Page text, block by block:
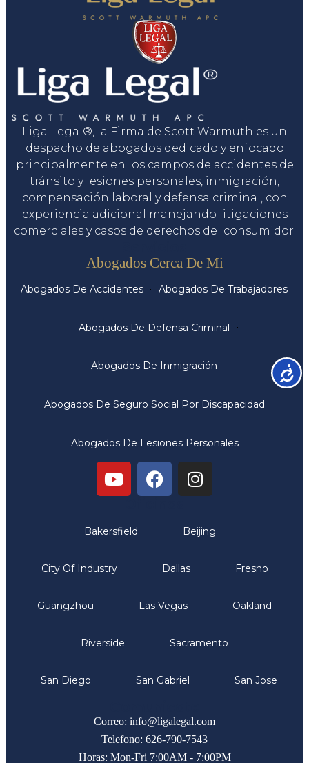
Liga Legal®, la Firma de Scott Warmuth es un
despacho de abogados dedicado y enfocado
principalmente en los campos de accidentes de
tránsito y lesiones personales, inmigración,
compensación laboral y defensa criminal, con
experiencia adicional manejando litigaciones
comerciales y casos de derechos del consumidor.
Abogados Cerca De Mi
Abogados De Accidentes Abogados De Trabajadores
Abogados De Defensa Criminal
Abogados De Inmigración
Abogados De Seguro Social Por Discapacidad
Abogados De Lesiones Personales
Bakersfield Beijing
City Of Industry Dallas Fresno
Guangzhou Las Vegas Oakland
Riverside Sacramento
San Diego San Gabriel San Jose
Correo: info@ligalegal.com
Telefono: 626-790-7543
Horas: Mon-Fri 7:00AM - 7:00PM